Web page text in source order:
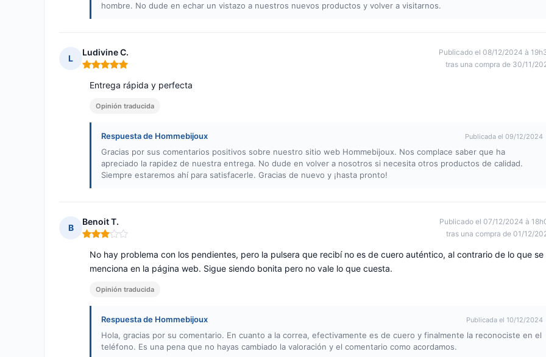
hombre. No dude en echar un vistazo a nuestros nuevos productos y volver a visitarnos.
L
Ludivine C.
Nota: 5 de 5
Publicado el 08/12/2024 à
tras una compra de 30/11/
Entrega rápida y perfecta
Opinión traducida
Respuesta de Hommebijoux Publicada el 09/12/2024
Gracias por sus comentarios positivos sobre nuestro sitio web Hommebijoux. Nos complace saber que ha
apreciado la rapidez de nuestra entrega. No dude en volver a nosotros si necesita otros productos de calidad.
Siempre estaremos ahí para satisfacerle. Gracias de nuevo y ¡hasta pronto!
B
Benoit T.
Nota: 3 de 5
Publicado el 07/12/2024 à
tras una compra de 01/12/
No hay problema con los pendientes, pero la pulsera que recibí no es de cuero auténtico, al contrario de lo que se
menciona en la página web. Sigue siendo bonita pero no vale lo que cuesta.
Opinión traducida
Respuesta de Hommebijoux Publicada el 10/12/2024
Hola, gracias por su comentario. En cuanto a la correa, efectivamente es de cuero y finalmente la reconociste en el
teléfono. Es una pena que no hayas cambiado la valoración y el comentario como acordamos.